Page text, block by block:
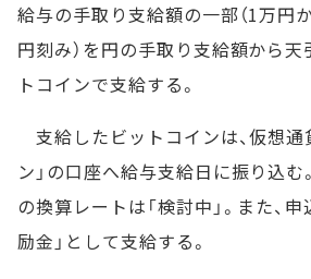
給与の手取り支給額の一部（1万円
円刻み）を円の手取り支給額から天
トコインで支給する。
支給したビットコインは、仮想通
ン」の口座へ給与支給日に振り込
の換算レートは「検討中」。また、
励金」として支給する。